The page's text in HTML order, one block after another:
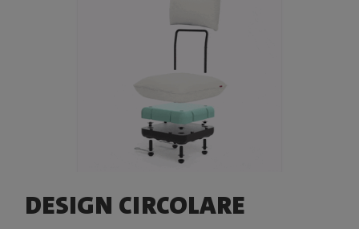
DESIGN CIRCOLARE